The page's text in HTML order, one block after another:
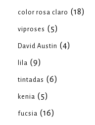
color rosa claro (18)
viproses (5)
David Austin (4)
lila (9)
tintadas (6)
kenia (5)
fucsia (16)